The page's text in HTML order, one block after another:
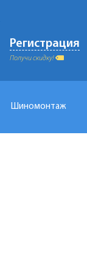
Регистрация
Получи скидку!
Шиномонтаж